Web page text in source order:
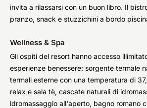
invita a rilassarsi con un buon libro. Il
pranzo, snack e stuzzichini a bordo
Wellness & Spa
Gli ospiti del resort hanno accesso
esperienze benessere: sorgente termale
termali esterne con una temperatura di
relax e sala tè, cascate naturali di
idromassaggio all'aperto, bagno romano